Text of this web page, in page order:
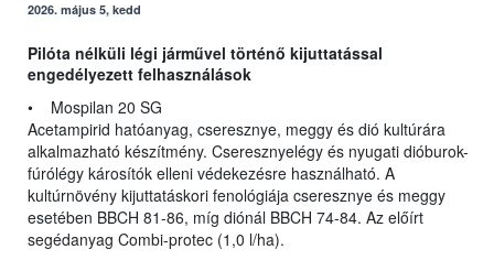
2026. május 5, kedd
Pilóta nélküli légi járművel történő kijuttatással
engedélyezett felhasználások
• Mospilan 20 SG
Acetampirid hatóanyag, cseresznye, meggy és dió kultúrára
alkalmazható készítmény. Cseresznyelégy és nyugati dióburok-
fúrólégy károsítók elleni védekezésre használható. A
kultúrnövény kijuttatáskori fenológiája cseresznye és meggy
esetében BBCH 81-86, míg diónál BBCH 74-84. Az előírt
segédanyag Combi-protec (1,0 l/ha).